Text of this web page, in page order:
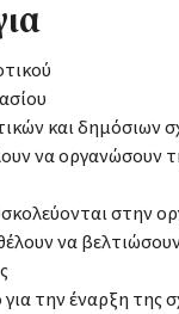
και δημόσιων
να οργανώσουν
στην
να βελτιώσουν
την έναρξη της